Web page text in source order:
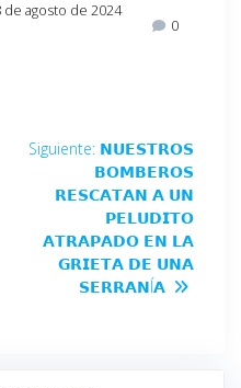
de agosto de 2024
0
Siguiente: 𝗡𝗨𝗘𝗦𝗧𝗥𝗢𝗦
𝗕𝗢𝗠𝗕𝗘𝗥𝗢𝗦
𝗥𝗘𝗦𝗖𝗔𝗧𝗔𝗡 𝗔 𝗨𝗡
𝗣𝗘𝗟𝗨𝗗𝗜𝗧𝗢
𝗔𝗧𝗥𝗔𝗣𝗔𝗗𝗢 𝗘𝗡 𝗟𝗔
𝗚𝗥𝗜𝗘𝗧𝗔 𝗗𝗘 𝗨𝗡𝗔
𝗦𝗘𝗥𝗥𝗔𝗡Í𝗔